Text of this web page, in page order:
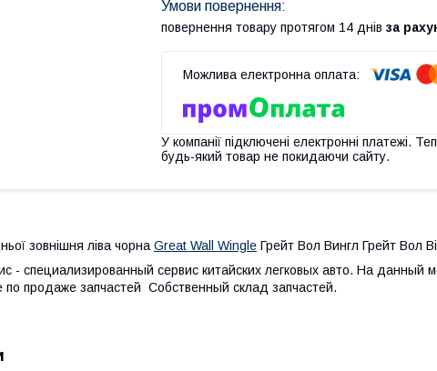
повернення товару протягом 14 днів за
У компанії підключені електронні платежі.
будь-який товар не покидаючи сайту.
зовнішня ліва чорна Great Wall Wingle Грейт Вол Вингл Грейт Вол
- специализированный сервис китайских легковых авто. На данный
по продаже запчастей Собственный склад запчастей.